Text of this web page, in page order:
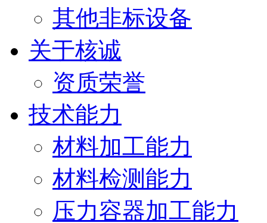
其他非标设备
关于核诚
资质荣誉
技术能力
材料加工能力
材料检测能力
压力容器加工能力